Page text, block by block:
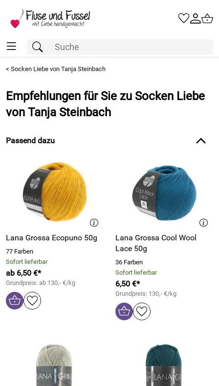
< Socken Liebe von Tanja Steinbach
Empfehlungen für Sie zu Socken Liebe
von Tanja Steinbach
Passend dazu
Lana Grossa Ecopuno 50g
77 Farben
Sofort lieferbar
ab 6,50 €*
Grundpreis: ab 130,- €/kg
Lana Grossa Cool Wool
Lace 50g
36 Farben
Sofort lieferbar
6,50 €*
Grundpreis: 130,- €/kg